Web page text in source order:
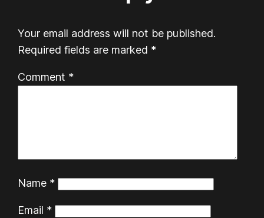
Your email address will not be published.
Required fields are marked *
Comment *
Name *
Email *